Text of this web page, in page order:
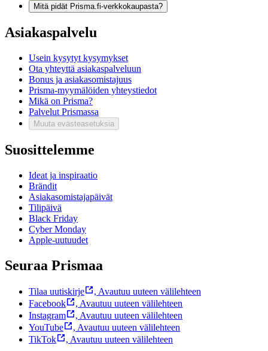
Mitä pidät Prisma.fi-verkkokaupasta?
Asiakaspalvelu
Usein kysytyt kysymykset
Ota yhteyttä asiakaspalveluun
Bonus ja asiakasomistajuus
Prisma-myymälöiden yhteystiedot
Mikä on Prisma?
Palvelut Prismassa
Muuta evästeasetuksia
Suosittelemme
Ideat ja inspiraatio
Brändit
Asiakasomistajapäivät
Tilipäivä
Black Friday
Cyber Monday
Apple-uutuudet
Seuraa Prismaa
Tilaa uutiskirje , Avautuu uuteen välilehteen
Facebook
, Avautuu uuteen välilehteen
Instagram
, Avautuu uuteen välilehteen
YouTube
, Avautuu uuteen välilehteen
TikTok
, Avautuu uuteen välilehteen